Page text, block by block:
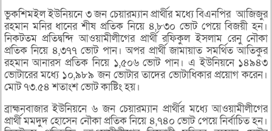
ভুকশিমইল ইউনিয়নে ৩ জন চেয়ারম্যান প্রার্থীর মধ্যে বিএনপির আজিজুর
রহমান মনির ধানের শীষ প্রতিক নিয়ে ৪,৮৩০ ভোট পেয়ে বিজয়ী হন।
নিকটতম প্রতিদ্বন্দি আওয়ামীলীগের প্রার্থী রফিকুল ইসলাম রেনু নৌকা
প্রতিক নিয়ে ৪,৩৭৭ ভোট পান। অপর প্রার্থী জামায়াত সমর্থিত আতিকুর
রহমান আনারস প্রতিক নিয়ে ১,৫০৬ ভোট পান। এ ইউনিয়নে ১৪৯৪৩
ভোটারের মধ্যে ১০,৯৮৯ জন ভোটার তাদের ভোটাধিকার প্রয়োগ করেন।
মোট ৭৩.৫৪ শতাংশ ভোট কাষ্টিং হয়।
ব্রাহ্মনবাজার ইউনিয়নে ৬ জন চেয়ারম্যান প্রার্থীর মধ্যে আওয়ামীলীগের
প্রার্থী মমদুদ হোসেন নৌকা প্রতিক নিয়ে ৪,৭৪০ ভোট পেয়ে নির্বাচিত হন।